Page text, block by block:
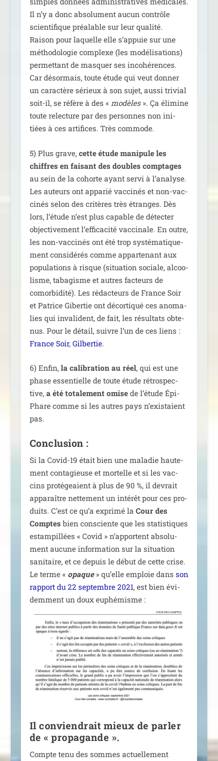
Il n’y a donc abso­lu­ment aucun contrôle
scien­ti­fique préa­lable sur leur qua­li­té.
Raison pour laquelle elle s’appuie sur une
métho­do­lo­gie com­plexe (les modé­li­sa­tions)
per­met­tant de mas­quer ses inco­hé­rences.
Car désor­mais, toute étude qui veut don­ner
un carac­tère sérieux à son sujet, aus­si tri­vial
soit-il, se réfère à des « modèles ». Ça éli­mine
toute relec­ture par des per­sonnes non ini­
tiées à ces arti­fices. Très commode.
5) Plus grave, cette étude mani­pule les
chiffres en fai­sant des doubles comp­tages
au sein de la cohorte ayant ser­vi à l’analyse.
Les auteurs ont appa­rié vac­ci­nés et non-vac­
ci­nés selon des cri­tères très étranges. Dès
lors, l’étude n’est plus capable de détec­ter
objec­ti­ve­ment l’efficacité vac­ci­nale. En outre,
les non-vac­ci­nés ont été trop sys­té­ma­ti­que­
ment consi­dé­rés comme appar­te­nant aux
popu­la­tions à risque (situa­tion sociale, alcoo­
lisme, taba­gisme et autres fac­teurs de
comor­bi­di­té). Les rédac­teurs de France Soir
et Patrice Gibertie ont décor­ti­qué ces ano­ma­
lies qui inva­lident, de fait, les résul­tats obte­
nus. Pour le détail, suivre l’un de ces liens :
France Soir, Gilbertie.
6) Enfin, la cali­bra­tion au réel, qui est une
phase essen­tielle de toute étude rétros­pec­
tive, a été tota­le­ment omisede l’étude Épi-
Phare comme si les autres pays n’existaient
pas.
Conclusion :
Si la Covid-19 était bien une mala­die hau­te­
ment conta­gieuse et mor­telle et si les vac­
cins pro­té­geaient à plus de 90 %, il devrait
appa­raître net­te­ment un inté­rêt pour ces pro­
duits. C’est ce qu’a expri­mé la Cour des
Comptesbien consciente que les sta­tis­tiques
estam­pillées « Covid » n’apportent abso­lu­
ment aucune infor­ma­tion sur la situa­tion
sani­taire, et ce depuis le début de cette crise.
Le terme « opaque» qu’elle emploie dans son
rap­port du 22 sep­tembre 2021, est bien évi­
dem­ment un doux euphémisme :
Il conviendrait mieux de parler
de « propagande ».
Compte tenu des sommes actuel­le­ment